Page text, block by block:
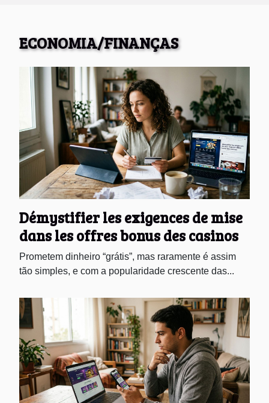
ECONOMIA/FINANÇAS
Démystifier les exigences de mise
dans les offres bonus des casinos
Prometem dinheiro “grátis”, mas raramente é assim
tão simples, e com a popularidade crescente das...